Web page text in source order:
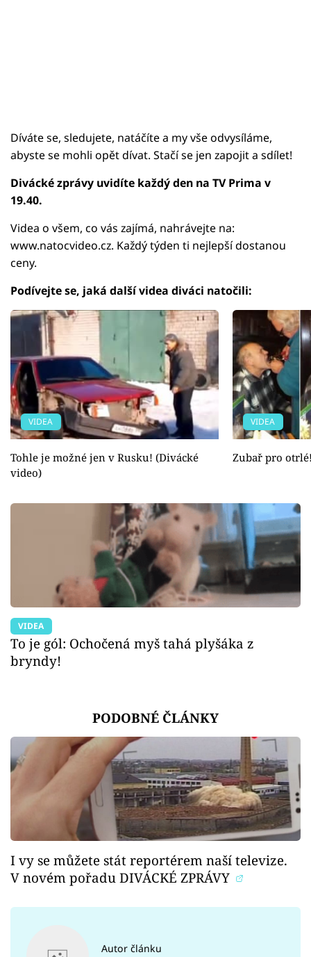
Díváte se, sledujete, natáčíte a my vše odvysíláme,
abyste se mohli opět dívat. Stačí se jen zapojit a sdílet!
Divácké zprávy uvidíte každý den na TV Prima v
19.40.
Videa o všem, co vás zajímá, nahrávejte na:
www.natocvideo.cz. Každý týden ti nejlepší dostanou
ceny.
Podívejte se, jaká další videa diváci natočili:
VIDEA
Tohle je možné jen v Rusku! (Divácké
video)
VIDEA
Zubař pro
VIDEA
To je gól: Ochočená myš tahá plyšáka z
bryndy!
PODOBNÉ ČLÁNKY
I vy se můžete stát reportérem naší televize.
V novém pořadu DIVÁCKÉ ZPRÁVY
Autor článku